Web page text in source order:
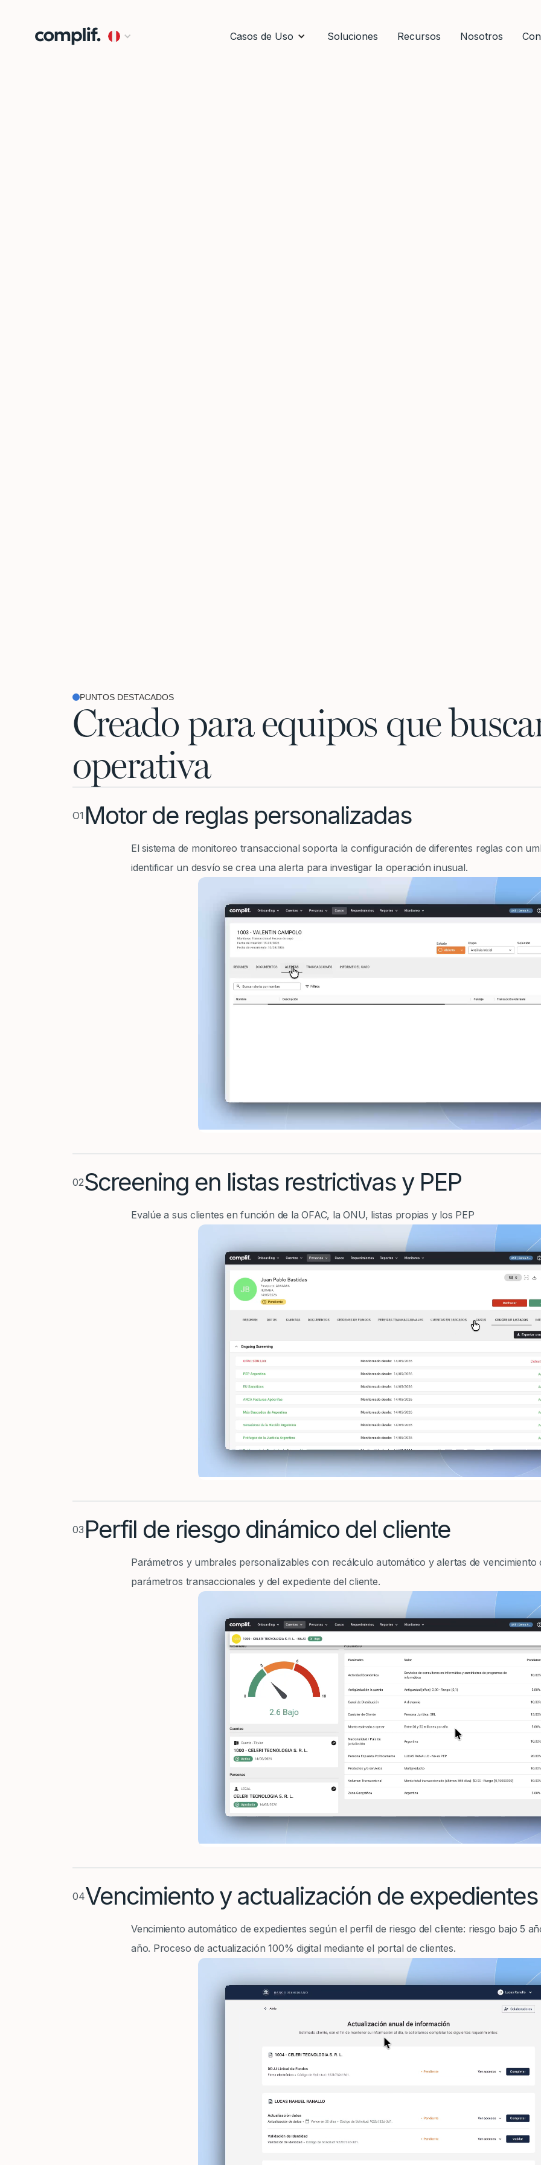
Casos de Uso Soluciones Recursos Nosotros
PUNTOS DESTACADOS
Creado para equipos que
operativa
O1 Motor de reglas personalizadas
El sistema de monitoreo transaccional soporta la configuración de diferentes reglas con
identificar un desvío se crea una alerta para investigar la operación inusual.
02Screening en listas restrictivas y PEP
Evalúe a sus clientes en función de la OFAC, la ONU, listas propias y los PEP
03 Perfil de riesgo dinámico del cliente
Parámetros y umbrales personalizables con recálculo automático y alertas de vencimiento
parámetros transaccionales y del expediente del cliente.
04Vencimiento y actualización de
Vencimiento automático de expedientes según el perfil de riesgo del cliente: riesgo bajo 5
año. Proceso de actualización 100% digital mediante el portal de clientes.